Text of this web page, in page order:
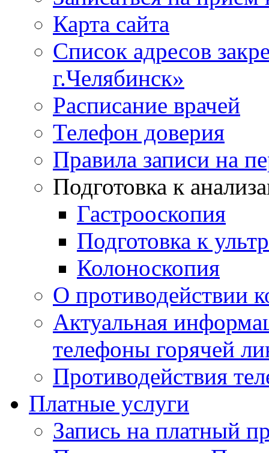
Карта сайта
Список адресов
г.Челябинск»
Расписание врачей
Телефон доверия
Правила записи на
Подготовка к
Гастрооскопия
Подготовка к
Колоноскопия
О противодействии
Актуальная
телефоны горячей
Противодействия
Платные услуги
Запись на платный